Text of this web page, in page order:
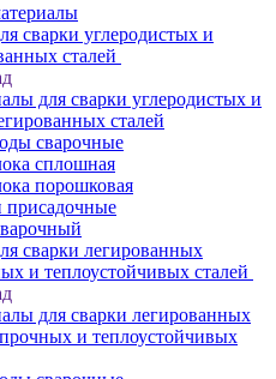
сварки углеродистых и
сталей
для сварки углеродистых и
сталей
сварочные
сплошная
порошковая
присадочные
сварки легированных
и теплоустойчивых сталей
для сварки легированных
и теплоустойчивых